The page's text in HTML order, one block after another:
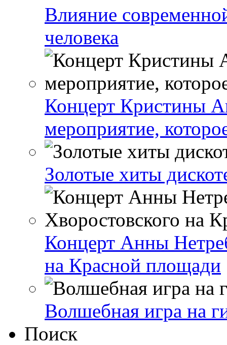
Влияние
человека
Концерт Кристины
мероприятие,
Золотые хиты
Концерт Анны
на Красной площади
Волшебная игра на
Поиск